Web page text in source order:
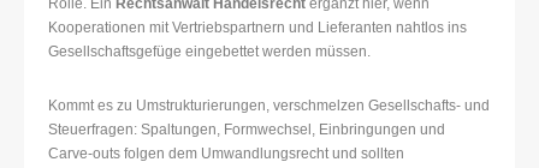
Rolle. Ein Rechtsanwalt Handelsrecht ergänzt hier, wenn
Kooperationen mit Vertriebspartnern und Lieferanten nahtlos ins
Gesellschaftsgefüge eingebettet werden müssen.
Kommt es zu Umstrukturierungen, verschmelzen Gesellschafts- und
Steuerfragen: Spaltungen, Formwechsel, Einbringungen und
Carve-outs folgen dem Umwandlungsrecht und sollten